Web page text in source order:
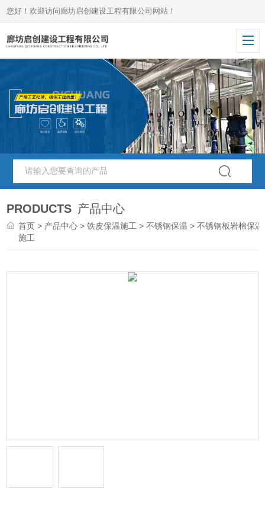
您好！欢迎访问廊坊启创建设工程有限公司网站！
PRODUCTS 产品中心
首页 > 产品中心 >铁皮保温施工 >不锈钢保温 > 不锈钢板岩棉保温
施工